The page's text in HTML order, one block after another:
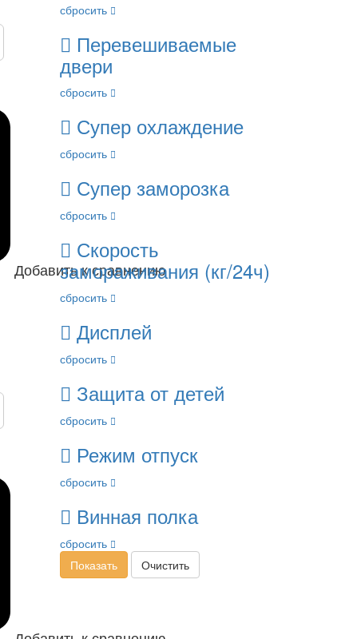
Добавить к сравнению
сбросить
Перевешиваемые
двери
сбросить
Супер охлаждение
сбросить
Супер заморозка
сбросить
Скорость
замораживания (кг/24ч)
сбросить
Дисплей
сбросить
Защита от детей
сбросить
Режим отпуск
сбросить
Винная полка
сбросить
Показать
Очистить